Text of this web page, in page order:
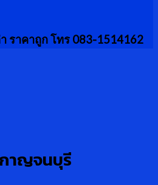
ราคาถูก โทร 083-1514162
าญจนบุรี